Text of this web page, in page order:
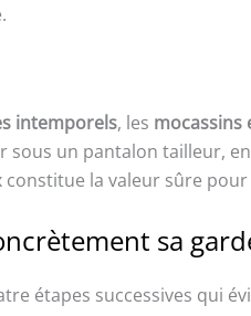
intemporels, les mocassins
sous un pantalon tailleur,
la valeur sûre pour
sa
étapes successives qui